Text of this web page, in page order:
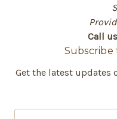
Call
Get the latest updates